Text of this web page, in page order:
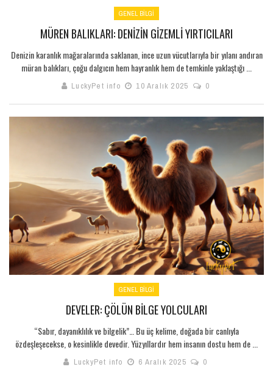
GENEL BILGI
MÜREN BALIKLARI: DENIZIN GIZEMLI YIRTICILARI
Denizin karanlık mağaralarında saklanan, ince uzun vücutlarıyla bir yılanı andıran
müran balıkları, çoğu dalgıcın hem hayranlık hem de temkinle yaklaştığı ...
LuckyPet info 10 Aralık 2025 0
GENEL BILGI
DEVELER: ÇÖLÜN BILGE YOLCULARI
“Sabır, dayanıklılık ve bilgelik”… Bu üç kelime, doğada bir canlıyla
özdeşleşecekse, o kesinlikle devedir. Yüzyıllardır hem insanın dostu hem de ...
LuckyPet info 6 Aralık 2025 0